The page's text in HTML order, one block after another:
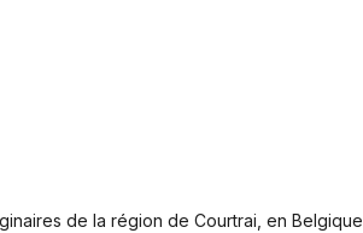
de la région de Courtrai, en Belgique